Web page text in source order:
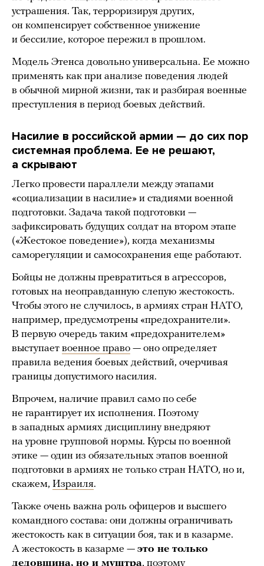
устрашения. Так, терроризируя других,
он компенсирует собственное унижение
и бессилие, которое пережил в прошлом.
Модель Этенса довольно универсальна. Ее можно
применять как при анализе поведения людей
в обычной мирной жизни, так и разбирая военные
преступления в период боевых действий.
Насилие в российской армии — до сих пор
системная проблема. Ее не решают,
а скрывают
Легко провести параллели между этапами
«социализации в насилие» и стадиями военной
подготовки. Задача такой подготовки —
зафиксировать будущих солдат на втором этапе
(«Жестокое поведение»), когда механизмы
саморегуляции и самосохранения еще работают.
Бойцы не должны превратиться в агрессоров,
готовых на неоправданную слепую жестокость.
Чтобы этого не случилось, в армиях стран НАТО,
например, предусмотрены «предохранители».
В первую очередь таким «предохранителем»
выступает военное право — оно определяет
правила ведения боевых действий, очерчивая
границы допустимого насилия.
Впрочем, наличие правил само по себе
не гарантирует их исполнения. Поэтому
в западных армиях дисциплину внедряют
на уровне групповой нормы. Курсы по военной
этике — один из обязательных этапов военной
подготовки в армиях не только стран НАТО, но и,
скажем, Израиля.
Также очень важна роль офицеров и высшего
командного состава: они должны ограничивать
жестокость как в ситуации боя, так и в казарме.
А жестокость в казарме — это не только
дедовщина, но и муштра, поэтому